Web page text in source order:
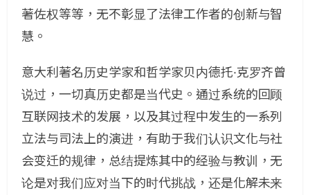
著佐权等等，无不彰显了法律工作者的创新与智
慧。
意大利著名历史学家和哲学家贝内德托·克罗齐曾
说过，一切真历史都是当代史。通过系统的回顾
互联网技术的发展，以及其过程中发生的一系列
立法与司法上的演进，有助于我们认识文化与社
会变迁的规律，总结提炼其中的经验与教训，无
论是对我们应对当下的时代挑战，还是化解未来